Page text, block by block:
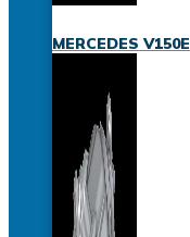
MERCEDES V150E